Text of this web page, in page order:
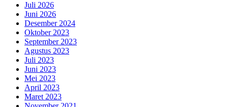
Juli 2026
Juni 2026
Desember 2024
Oktober 2023
September 2023
Agustus 2023
Juli 2023
Juni 2023
Mei 2023
April 2023
Maret 2023